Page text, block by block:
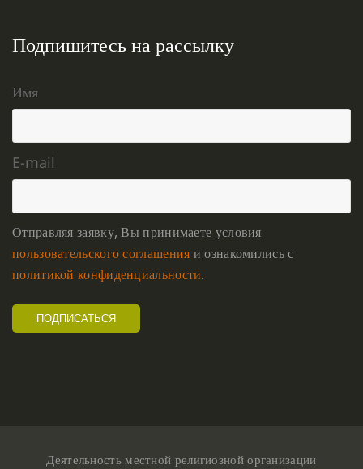
Подпишитесь на рассылку
Имя
E-mail
Отправляя заявку, Вы принимаете условия
пользовательского соглашения и ознакомились с
политикой конфиденциальности.
Деятельность местной религиозной организации